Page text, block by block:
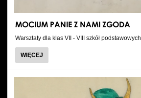
MOCIUM PANIE Z NAMI ZGODA
Warsztaty dla klas VII - VIII szkół podstawowych
WIĘCEJ